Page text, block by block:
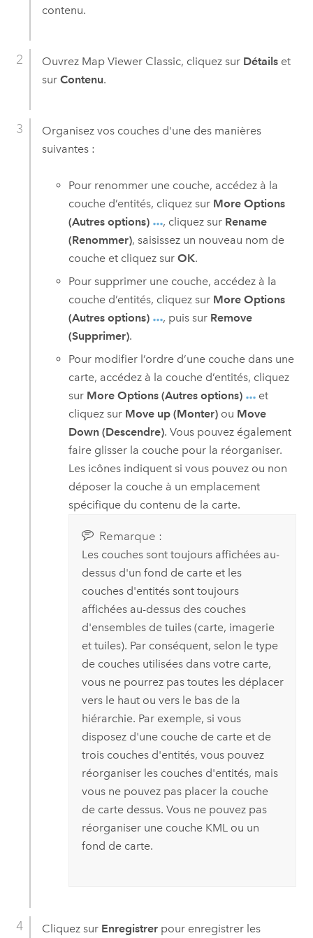
contenu.
Ouvrez Map Viewer Classic, cliquez sur Détailset
sur Contenu.
Organisez vos couches d'une des manières
suivantes :
Pour renommer une couche, accédez à la
couche d’entités, cliquez sur More Options
(Autres options)
, cliquez sur Rename
(Renommer), saisissez un nouveau nom de
couche et cliquez surOK.
Pour supprimer une couche, accédez à la
couche d’entités, cliquez sur More Options
(Autres options)
, puis sur Remove
(Supprimer).
Pour modifier l’ordre d’une couche dans une
carte, accédez à la couche d’entités, cliquez
sur More Options (Autres options)
et
cliquez sur Move up (Monter) ou Move
Down (Descendre). Vous pouvez également
faire glisser la couche pour la réorganiser.
Les icônes indiquent si vous pouvez ou non
déposer la couche à un emplacement
spécifique du contenu de la carte.
Remarque :
Les couches sont toujours affichées au-
dessus d'un fond de carte et les
couches d'entités sont toujours
affichées au-dessus des couches
d'ensembles de tuiles (carte, imagerie
et tuiles). Par conséquent, selon le type
de couches utilisées dans votre carte,
vous ne pourrez pas toutes les déplacer
vers le haut ou vers le bas de la
hiérarchie. Par exemple, si vous
disposez d'une couche de carte et de
trois couches d'entités, vous pouvez
réorganiser les couches d'entités, mais
vous ne pouvez pas placer la couche
de carte dessus. Vous ne pouvez pas
réorganiser une couche KML ou un
fond de carte.
Cliquez sur Enregistrerpour enregistrer les